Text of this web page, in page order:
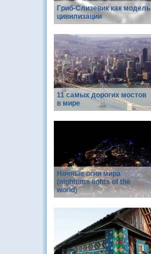
Гриб-Слизевик как модель
цивилизации
11 самых дорогих мостов
в мире
Ночные огни мира
(nighttime lights of the
world)